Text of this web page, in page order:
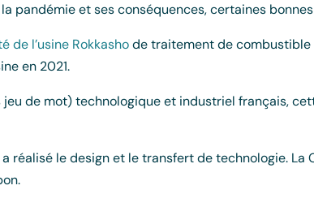
pandémie et ses conséquences, certaines
de l’usine Rokkashode traitement de combustible
en 2021.
de mot) technologique et industriel français,
a réalisé le design et le transfert de technologie.